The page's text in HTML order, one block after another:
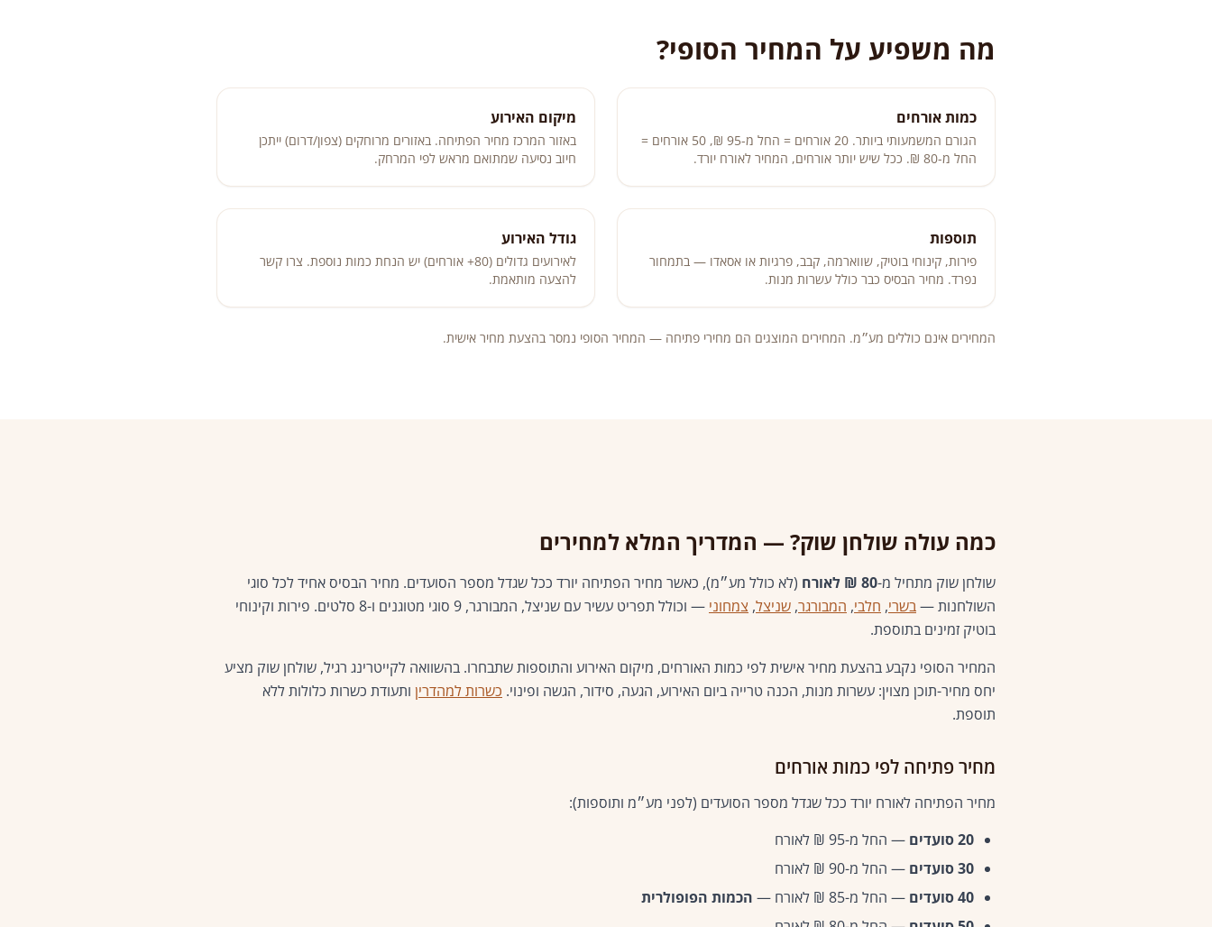
מה משפיע על המחיר הסופי?
כמות אורחים
הגורם המשמעותי ביותר. 20 אורחים = החל מ-95 ₪, 50 אורחים =
החל מ-80 ₪. ככל שיש יותר אורחים, המחיר לאורח יורד.
מיקום האירוע
באזור המרכז מחיר הפתיחה. באזורים מרוחקים (צפון/דרום) ייתכן
חיוב נסיעה שמתואם מראש לפי המרחק.
תוספות
פירות, קינוחי בוטיק, שווארמה, קבב, פרגיות או אסאדו — בתמחור
נפרד. מחיר הבסיס כבר כולל עשרות מנות.
גודל האירוע
לאירועים גדולים (80+ אורחים) יש הנחת כמות נוספת. צרו קשר
להצעה מותאמת.
המחירים אינם כוללים מע״מ. המחירים המוצגים הם מחירי פתיחה — המחיר הסופי נמסר בהצעת מחיר אישית.
כמה עולה שולחן שוק? — המדריך המלא למחירים
שולחן שוק מתחיל מ-80 ₪ לאורח
(לא כולל מע״מ), כאשר מחיר הפתיחה יורד ככל שגדל מספר הסועדים. מחיר הבסיס אחיד לכל סוגי
השולחנות —בשרי, חלבי, המבורגר, שניצל, צמחוני
— וכולל תפריט עשיר עם שניצל, המבורגר, 9 סוגי מטוגנים ו-8 סלטים. פירות וקינוחי
בוטיק זמינים בתוספת.
המחיר הסופי נקבע בהצעת מחיר אישית לפי כמות האורחים, מיקום האירוע והתוספות שתבחרו. בהשוואה לקייטרינג רגיל, שולחן שוק מציע
יחס מחיר-תוכן מצוין: עשרות מנות, הכנה טרייה ביום האירוע, הגעה, סידור, הגשה ופינוי. כשרות למהדרין ותעודת כשרות כלולות ללא
תוספת.
מחיר פתיחה לפי כמות אורחים
מחיר הפתיחה לאורח יורד ככל שגדל מספר הסועדים (לפני מע״מ ותוספות):
20 סועדים
— החל מ-95 ₪ לאורח
30 סועדים
— החל מ-90 ₪ לאורח
40 סועדים
— החל מ-85 ₪ לאורח —
הכמות הפופולרית